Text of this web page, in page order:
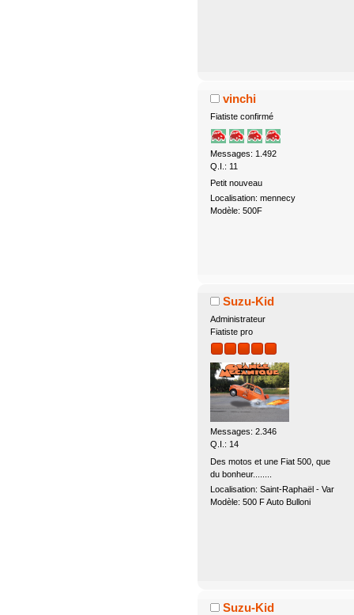
vinchi
Fiatiste confirmé
Messages: 1.492
Q.I.: 11
Petit nouveau
Localisation: mennecy
Modèle: 500F
Suzu-Kid
Administrateur
Fiatiste pro
Messages: 2.346
Q.I.: 14
Des motos et une Fiat 500, que
du bonheur........
Localisation: Saint-Raphaël - Var
Modèle: 500 F Auto Bulloni
Suzu-Kid